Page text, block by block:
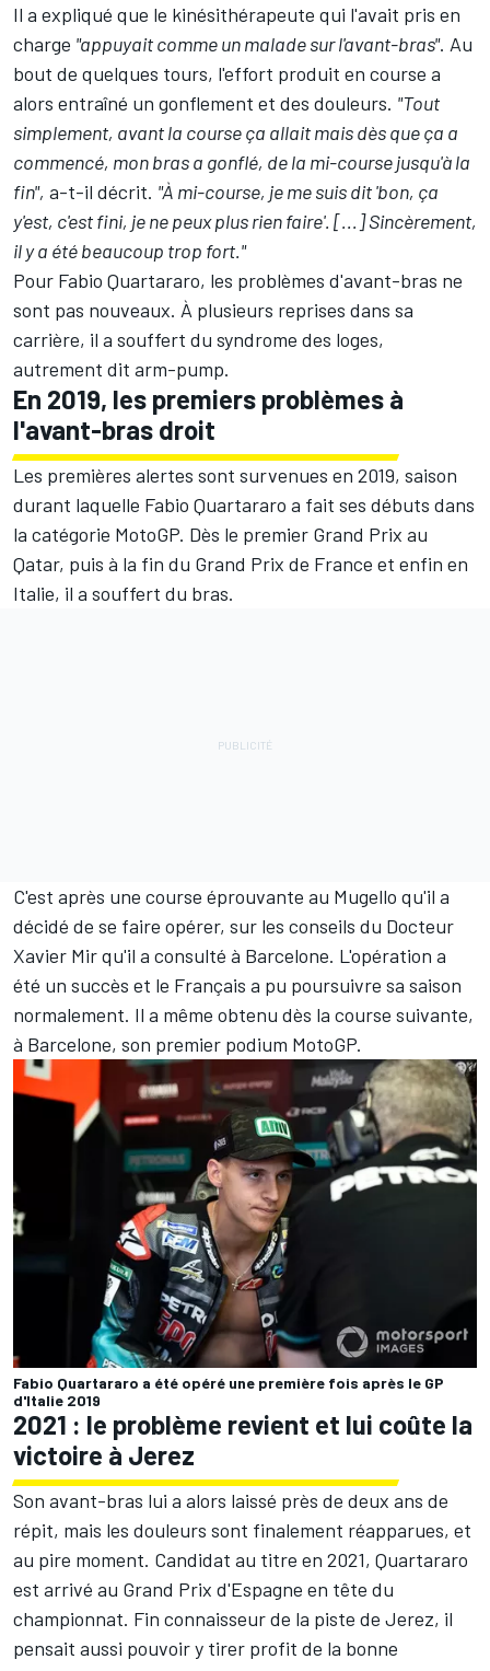
Il a expliqué que le kinésithérapeute qui l'avait pris en
charge "appuyait comme un malade sur l'avant-bras". Au
bout de quelques tours, l'effort produit en course a
alors entraîné un gonflement et des douleurs. "Tout
simplement, avant la course ça allait mais dès que ça a
commencé, mon bras a gonflé, de la mi-course jusqu'à la
fin", a-t-il décrit. "À mi-course, je me suis dit 'bon, ça
y'est, c'est fini, je ne peux plus rien faire'. [...] Sincèrement,
il y a été beaucoup trop fort."
Pour Fabio Quartararo, les problèmes d'avant-bras ne
sont pas nouveaux. À plusieurs reprises dans sa
carrière, il a souffert du syndrome des loges,
autrement dit arm-pump.
En 2019, les premiers problèmes à
l'avant-bras droit
Les premières alertes sont survenues en 2019, saison
durant laquelle Fabio Quartararo a fait ses débuts dans
la catégorie MotoGP. Dès le premier Grand Prix au
Qatar, puis à la fin du Grand Prix de France et enfin en
Italie, il a souffert du bras.
C'est après une course éprouvante au Mugello qu'il a
décidé de se faire opérer, sur les conseils du Docteur
Xavier Mir qu'il a consulté à Barcelone. L'opération a
été un succès et le Français a pu poursuivre sa saison
normalement. Il a même obtenu dès la course suivante,
à Barcelone, son premier podium MotoGP.
Fabio Quartararo a été opéré une première fois après le GP
d'Italie 2019
2021 : le problème revient et lui coûte la
victoire à Jerez
Son avant-bras lui a alors laissé près de deux ans de
répit, mais les douleurs sont finalement réapparues, et
au pire moment. Candidat au titre en 2021, Quartararo
est arrivé au Grand Prix d'Espagne en tête du
championnat. Fin connaisseur de la piste de Jerez, il
pensait aussi pouvoir y tirer profit de la bonne